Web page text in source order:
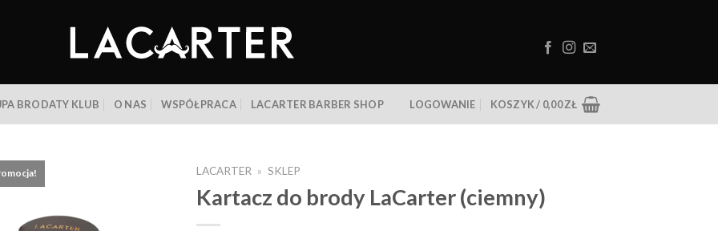
BRODATY KLUB O NAS WSPÓŁPRACA LACARTER BARBER SHOP LOGOWANIE KOSZYK / 0,00ZŁ
LACARTER » SKLEP
Kartacz do brody LaCarter (ciemny)